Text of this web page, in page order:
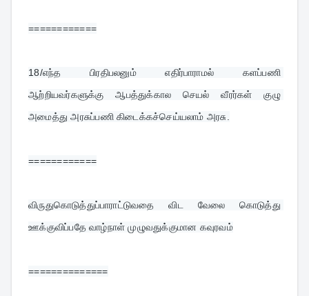
============
18/எந்த பிரதிபலனும் எதிர்பாராமல் களப்பணி
ஆற்றியவர்களுக்கு ஆபத்துக்கால செயல் வீரர்கள் குழு
அமைத்து அரசுப்பணி கிடைக்கச்செய்யலாம் அரசு.
============
விருதுகொடுத்துப்பாராட்டுவதை விட வேலை கொடுத்து
ஊக்குவிப்பதே வாழ்நாள் முழுவதுக்குமான கவுரவம்
==============